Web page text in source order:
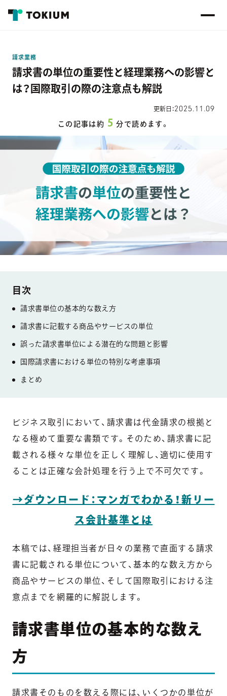
請求業務
請求書の単位の重要性と経理業務への影響と
は？国際取引の際の注意点も解説
更新日：2025.11.09
この記事は約 5分で読めます。
請求書単位の基本的な数え方
請求書に記載する商品やサービスの単位
誤った請求書単位による潜在的な問題と影響
国際請求書における単位の特別な考慮事項
まとめ
ビジネス取引において、請求書は代金請求の根拠と
なる極めて重要な書類です。そのため、請求書に記
載される様々な単位を正しく理解し、適切に使用す
ることは正確な会計処理を行う上で不可欠です。
→ダウンロード：マンガでわかる！新リー
ス会計基準とは
本稿では、経理担当者が日々の業務で直面する請求
書に記載される単位について、基本的な数え方から
商品やサービスの単位、そして国際取引における注
意点までを網羅的に解説します。
請求書単位の基本的な数え
方
請求書そのものを数える際には、いくつかの単位が